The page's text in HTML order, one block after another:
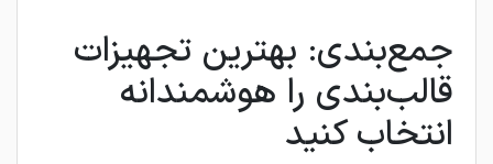
جمع‌بندی: بهترین تجهیزات
قالب‌بندی را هوشمندانه
انتخاب کنید